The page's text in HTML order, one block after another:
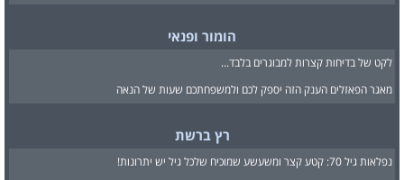
הומור ופנאי
לקט של בדיחות קצרות למבוגרים בלבד...
מאגר הפאזלים הענק הזה יספק לכם ולמשפחתכם שעות של הנאה
רץ ברשת
נפלאות גיל 70: קטע קצר ומשעשע שמוכיח שלכל גיל יש יתרונות!